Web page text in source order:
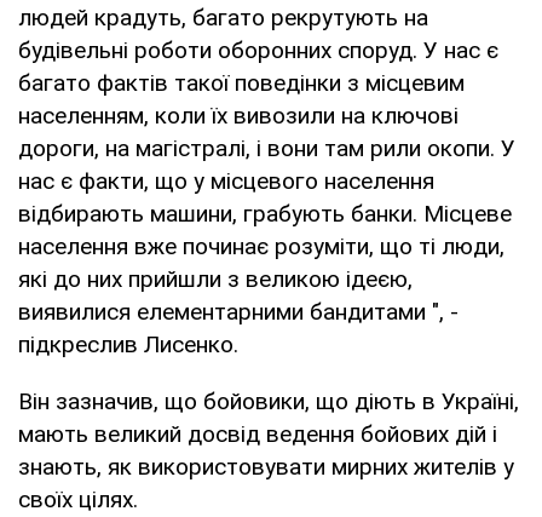
людей крадуть, багато рекрутують на
будівельні роботи оборонних споруд. У нас є
багато фактів такої поведінки з місцевим
населенням, коли їх вивозили на ключові
дороги, на магістралі, і вони там рили окопи. У
нас є факти, що у місцевого населення
відбирають машини, грабують банки. Місцеве
населення вже починає розуміти, що ті люди,
які до них прийшли з великою ідеєю,
виявилися елементарними бандитами ", -
підкреслив Лисенко.
Він зазначив, що бойовики, що діють в Україні,
мають великий досвід ведення бойових дій і
знають, як використовувати мирних жителів у
своїх цілях.